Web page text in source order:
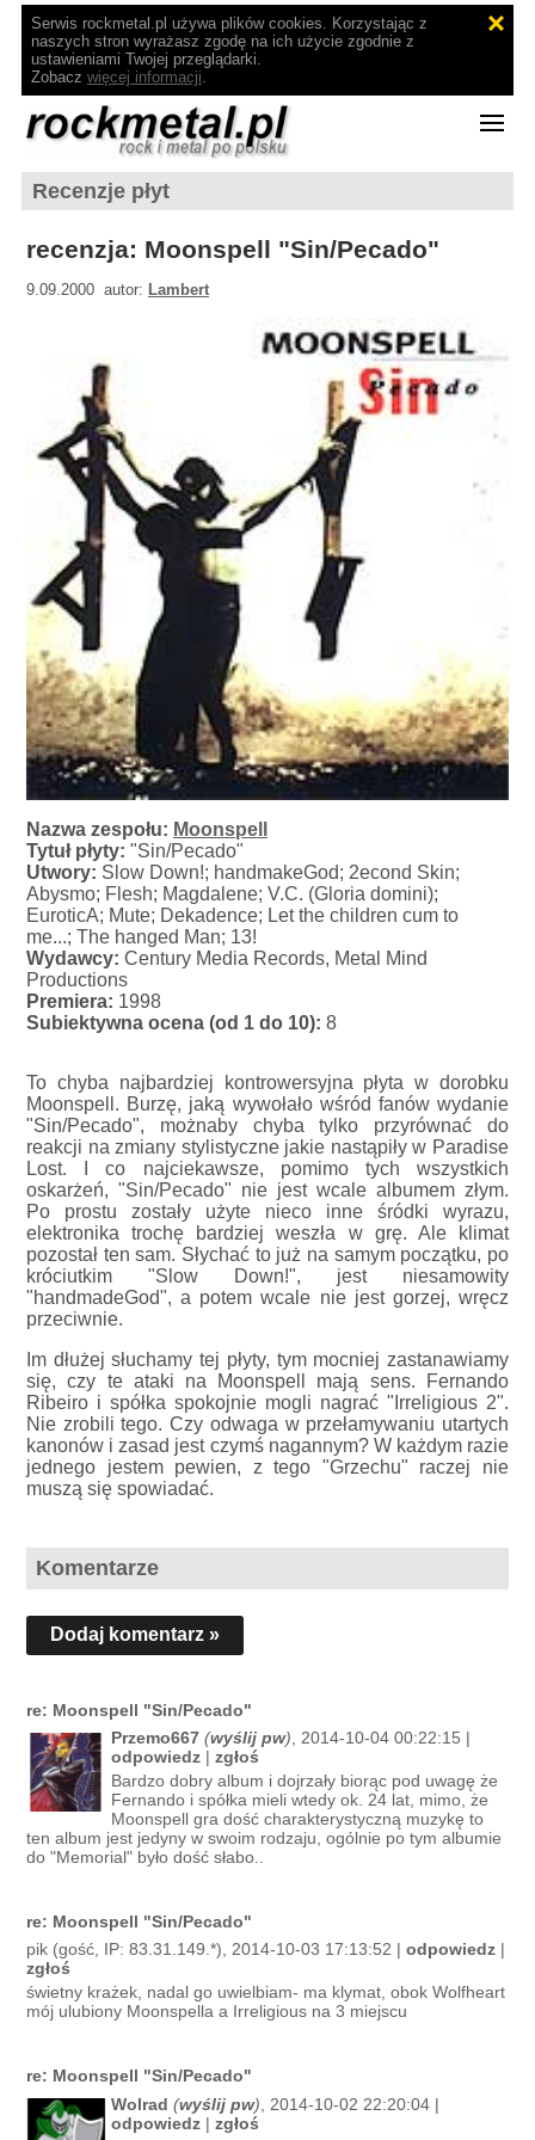
Serwis rockmetal.pl używa plików cookies. Korzystając z
naszych stron wyrażasz zgodę na ich użycie zgodnie z
ustawieniami Twojej przeglądarki.
Zobacz więcej informacji.
Recenzje płyt
recenzja: Moonspell "Sin/Pecado"
9.09.2000 autor: Lambert
Nazwa zespołu: Moonspell
Tytuł płyty: "Sin/Pecado"
Utwory: Slow Down!; handmakeGod; 2econd Skin;
Abysmo; Flesh; Magdalene; V.C. (Gloria domini);
EuroticA; Mute; Dekadence; Let the children cum to
me...; The hanged Man; 13!
Wydawcy: Century Media Records, Metal Mind
Productions
Premiera: 1998
Subiektywna ocena (od 1 do 10): 8
To chyba najbardziej kontrowersyjna płyta w dorobku
Moonspell. Burzę, jaką wywołało wśród fanów wydanie
"Sin/Pecado", możnaby chyba tylko przyrównać do
reakcji na zmiany stylistyczne jakie nastąpiły w Paradise
Lost. I co najciekawsze, pomimo tych wszystkich
oskarżeń, "Sin/Pecado" nie jest wcale albumem złym.
Po prostu zostały użyte nieco inne śródki wyrazu,
elektronika trochę bardziej weszła w grę. Ale klimat
pozostał ten sam. Słychać to już na samym początku, po
króciutkim "Slow Down!", jest niesamowity
"handmadeGod", a potem wcale nie jest gorzej, wręcz
przeciwnie.
Im dłużej słuchamy tej płyty, tym mocniej zastanawiamy
się, czy te ataki na Moonspell mają sens. Fernando
Ribeiro i spółka spokojnie mogli nagrać "Irreligious 2".
Nie zrobili tego. Czy odwaga w przełamywaniu utartych
kanonów i zasad jest czymś nagannym? W każdym razie
jednego jestem pewien, z tego "Grzechu" raczej nie
muszą się spowiadać.
Komentarze
Dodaj komentarz »
re: Moonspell "Sin/Pecado"
Przemo667 (wyślij pw), 2014-10-04 00:22:15 |
odpowiedz| zgłoś
Bardzo dobry album i dojrzały biorąc pod uwagę że
Fernando i spółka mieli wtedy ok. 24 lat, mimo, że
Moonspell gra dość charakterystyczną muzykę to
ten album jest jedyny w swoim rodzaju, ogólnie po tym albumie
do "Memorial" było dość słabo..
re: Moonspell "Sin/Pecado"
pik (gość, IP: 83.31.149.*), 2014-10-03 17:13:52 |odpowiedz |
zgłoś
świetny krażek, nadal go uwielbiam- ma klymat, obok Wolfheart
mój ulubiony Moonspella a Irreligious na 3 miejscu
re: Moonspell "Sin/Pecado"
Wolrad (wyślij pw) , 2014-10-02 22:20:04 |
odpowiedz| zgłoś